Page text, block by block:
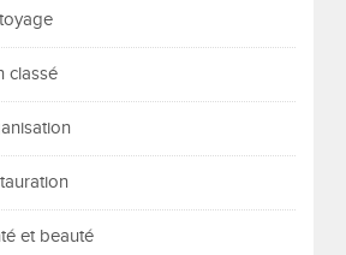
classé
et beauté